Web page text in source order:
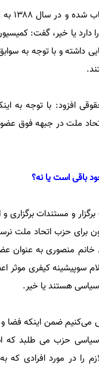
مرادی در پاسخ
یا خیر، گفت:
داشته و با توجه به
افزود: با توجه به
ملت در جبهه فوق
باقی است یا نه؟
و مستندات برگزاری
برای حزب اتحاد ملت
خانم منصوری به عنوان
سوپیشینه کیفری موثر
هستند یا خیر.
مدنظر کمیسیون ماده ۱۰ احزاب است و تلاش می‌کنیم
سیاسی حزب می طلبد که
را در مورد افرادی که